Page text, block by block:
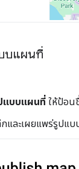
บแผนที่
แบบแผนที่ ให้ป้อน
กและเผยแพร่รูปแ